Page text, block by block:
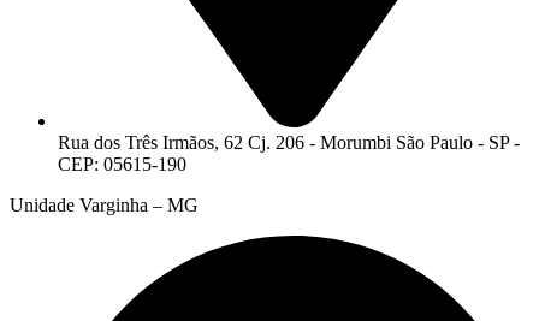
Rua dos Três Irmãos, 62 Cj. 206 - Morumbi São Paulo - SP -
CEP: 05615-190
Unidade Varginha – MG